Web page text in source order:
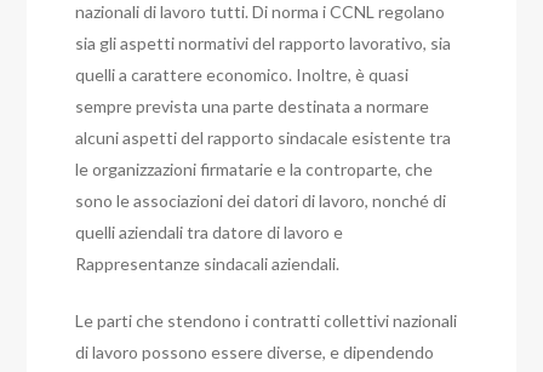
nazionali di lavoro tutti. Di norma i CCNL regolano
sia gli aspetti normativi del rapporto lavorativo, sia
quelli a carattere economico. Inoltre, è quasi
sempre prevista una parte destinata a normare
alcuni aspetti del rapporto sindacale esistente tra
le organizzazioni firmatarie e la controparte, che
sono le associazioni dei datori di lavoro, nonché di
quelli aziendali tra datore di lavoro e
Rappresentanze sindacali aziendali.
Le parti che stendono i contratti collettivi nazionali
di lavoro possono essere diverse, e dipendendo